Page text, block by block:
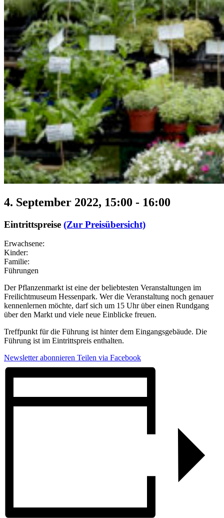
4. September 2022, 15:00 - 16:00
Eintrittspreise (Zur Preisübersicht)
Erwachsene:
Kinder:
Familie:
Führungen
Der Pflanzenmarkt ist eine der beliebtesten Veranstaltungen im
Freilichtmuseum Hessenpark. Wer die Veranstaltung noch genauer
kennenlernen möchte, darf sich um 15 Uhr über einen Rundgang
über den Markt und viele neue Einblicke freuen.
Treffpunkt für die Führung ist hinter dem Eingangsgebäude. Die
Führung ist im Eintrittspreis enthalten.
Newsletter abonnieren Teilen via Facebook